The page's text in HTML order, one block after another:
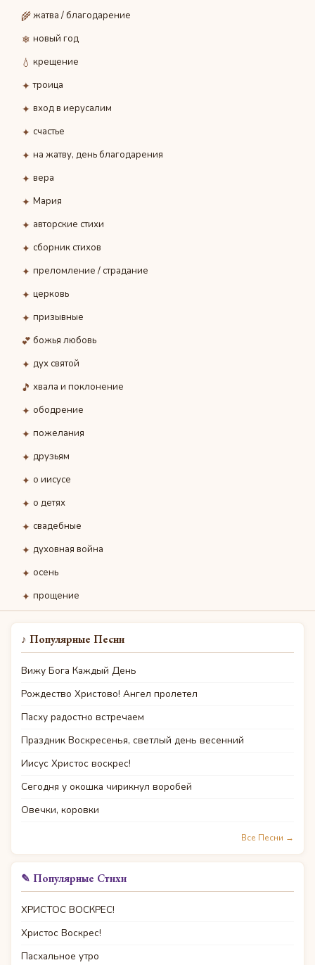
🌾жатва / благодарение
❄ новый год
💧 крещение
✦ троица
✦ вход в иерусалим
✦ счастье
✦ на жатву, день благодарения
✦ вера
✦ Мария
✦ авторские стихи
✦ сборник стихов
✦ преломление / страдание
✦ церковь
✦ призывные
💕 божья любовь
✦ дух святой
🎵 хвала и поклонение
✦ ободрение
✦ пожелания
✦ друзьям
✦ о иисусе
✦ о детях
✦ свадебные
✦ духовная война
✦ осень
✦ прощение
♪ Популярные Песни
Вижу Бога Каждый День
Рождество Христово! Ангел пролетел
Пасху радостно встречаем
Праздник Воскресенья, светлый день весенний
Иисус Христос воскрес!
Сегодня у окошка чирикнул воробей
Овечки, коровки
Все Песни →
✎ Популярные Стихи
ХРИСТОС ВОСКРЕС!
Христос Воскрес!
Пасхальное утро